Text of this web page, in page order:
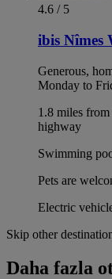
4.6 / 5
ibis Nîmes
Generous,
Monday to
1.8 miles
highway
Swimming
Pets are
Electric
Skip other
Daha fazla